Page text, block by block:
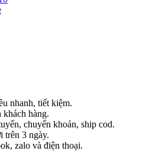
nhanh, tiết kiệm.
hàng.
chuyển khoản, ship cod.
trên 3 ngày.
zalo và điện thoại.